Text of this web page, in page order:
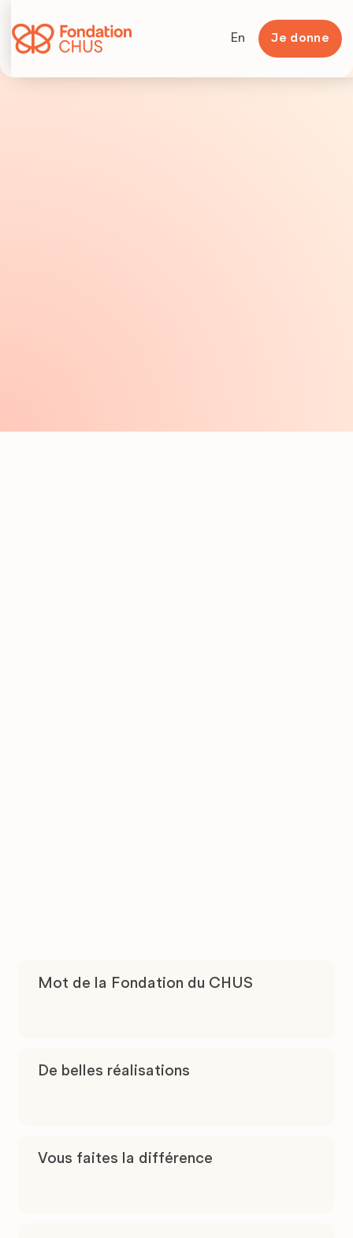
En Je donne
Mot de la Fondation du CHUS
De belles réalisations
Vous faites la différence